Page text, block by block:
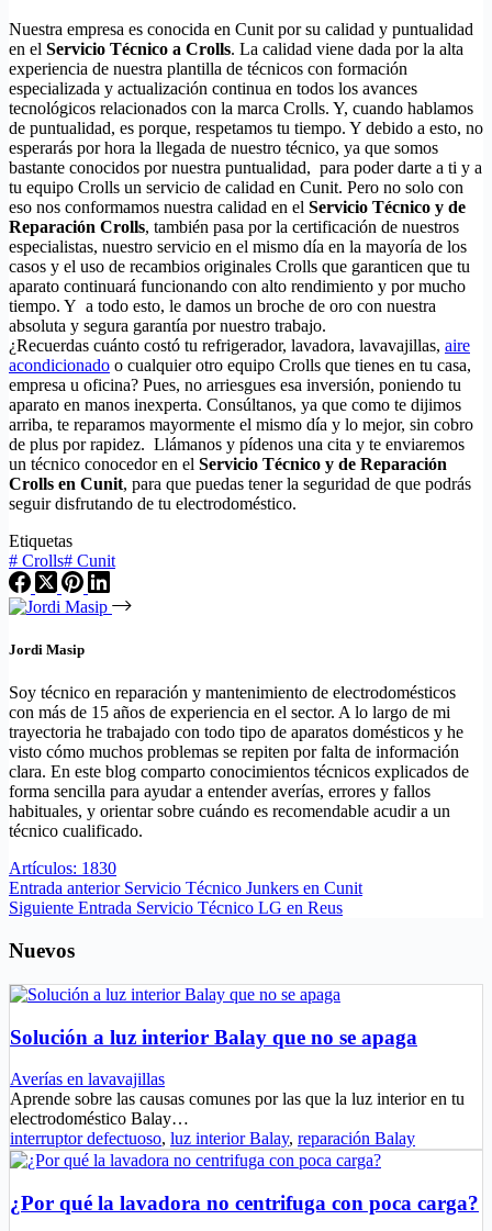
Nuestra empresa es conocida en Cunit por su calidad y puntualidad
en el Servicio Técnico a Crolls. La calidad viene dada por la alta
experiencia de nuestra plantilla de técnicos con formación
especializada y actualización continua en todos los avances
tecnológicos relacionados con la marca Crolls. Y, cuando hablamos
de puntualidad, es porque, respetamos tu tiempo. Y debido a esto, no
esperarás por hora la llegada de nuestro técnico, ya que somos
bastante conocidos por nuestra puntualidad, para poder darte a ti y a
tu equipo Crolls un servicio de calidad en Cunit. Pero no solo con
eso nos conformamos nuestra calidad en el Servicio Técnico y de
Reparación Crolls, también pasa por la certificación de nuestros
especialistas, nuestro servicio en el mismo día en la mayoría de los
casos y el uso de recambios originales Crolls que garanticen que tu
aparato continuará funcionando con alto rendimiento y por mucho
tiempo. Y a todo esto, le damos un broche de oro con nuestra
absoluta y segura garantía por nuestro trabajo.
¿Recuerdas cuánto costó tu refrigerador, lavadora, lavavajillas, aire
acondicionado o cualquier otro equipo Crolls que tienes en tu casa,
empresa u oficina? Pues, no arriesgues esa inversión, poniendo tu
aparato en manos inexperta. Consúltanos, ya que como te dijimos
arriba, te reparamos mayormente el mismo día y lo mejor, sin cobro
de plus por rapidez. Llámanos y pídenos una cita y te enviaremos
un técnico conocedor en el Servicio Técnico y de Reparación
Crolls en Cunit, para que puedas tener la seguridad de que podrás
seguir disfrutando de tu electrodoméstico.
Etiquetas
# Crolls# Cunit
Jordi Masip
Soy técnico en reparación y mantenimiento de electrodomésticos
con más de 15 años de experiencia en el sector. A lo largo de mi
trayectoria he trabajado con todo tipo de aparatos domésticos y he
visto cómo muchos problemas se repiten por falta de información
clara. En este blog comparto conocimientos técnicos explicados de
forma sencilla para ayudar a entender averías, errores y fallos
habituales, y orientar sobre cuándo es recomendable acudir a un
técnico cualificado.
Artículos: 1830
Entrada anterior Servicio Técnico Junkers en Cunit
Siguiente Entrada Servicio Técnico LG en Reus
Nuevos
Solución a luz interior Balay que no se apaga
Averías en lavavajillas
Aprende sobre las causas comunes por las que la luz interior en tu
electrodoméstico Balay…
interruptor defectuoso, luz interior Balay, reparación Balay
¿Por qué la lavadora no centrifuga con poca carga?